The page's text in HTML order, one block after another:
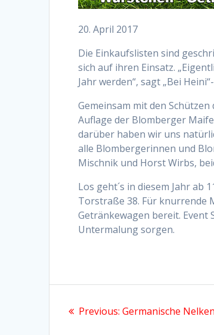
20. April 2017
Die Einkaufslisten sind
sich auf ihren Einsatz.
Jahr werden“, sagt „Bei
Gemeinsam mit den
Auflage der Blomberger
darüber haben wir uns
alle Blombergerinnen und
Mischnik und Horst Wirbs,
Los geht´s in diesem Jahr ab
Torstraße 38. Für knurrende
Getränkewagen bereit. Event
Untermalung sorgen.
Previous: Previous
Germanische